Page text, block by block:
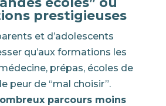
prestigieuses
et d’adolescents
qu’aux formations les
prépas, écoles de
peur de “mal choisir”.
parcours moins